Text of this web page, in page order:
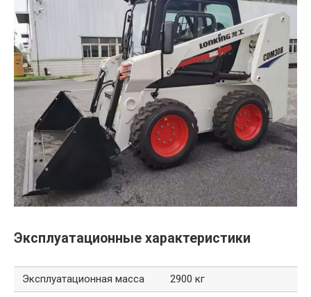
Эксплуатационные характеристики
Эксплуатационная масса
2900 кг